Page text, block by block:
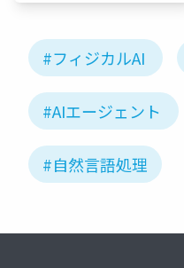
#フィジカルAI
#AIエージェント
#自然言語処理